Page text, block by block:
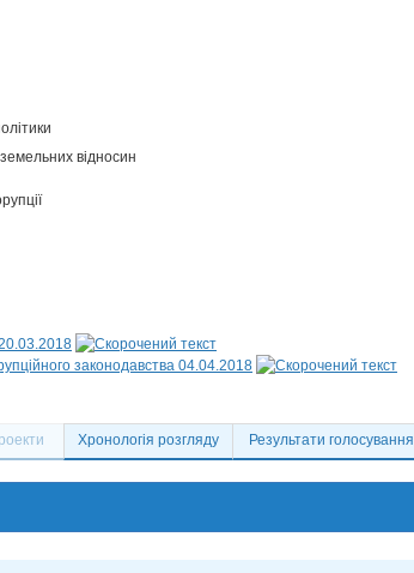
відносин
законодавства 04.04.2018
Хронологія розгляду Результати голосування